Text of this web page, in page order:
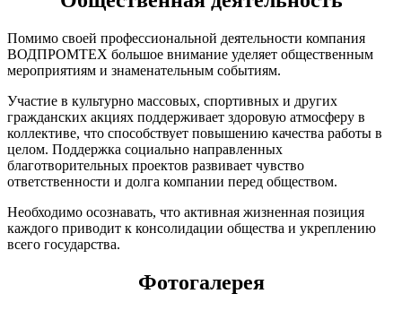
Помимо своей профессиональной деятельности компания
ВОДПРОМТЕХ большое внимание уделяет общественным
мероприятиям и знаменательным событиям.
Участие в культурно массовых, спортивных и других
гражданских акциях поддерживает здоровую атмосферу в
коллективе, что способствует повышению качества работы в
целом. Поддержка социально направленных
благотворительных проектов развивает чувство
ответственности и долга компании перед обществом.
Необходимо осознавать, что активная жизненная позиция
каждого приводит к консолидации общества и укреплению
всего государства.
Фотогалерея